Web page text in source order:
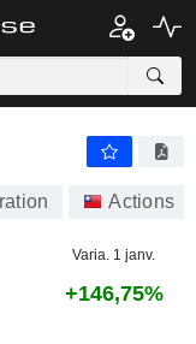
Actions
Varia. 1 janv.
+146,75%